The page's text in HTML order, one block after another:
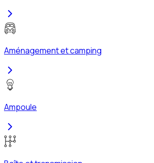
Aménagement et camping
Ampoule